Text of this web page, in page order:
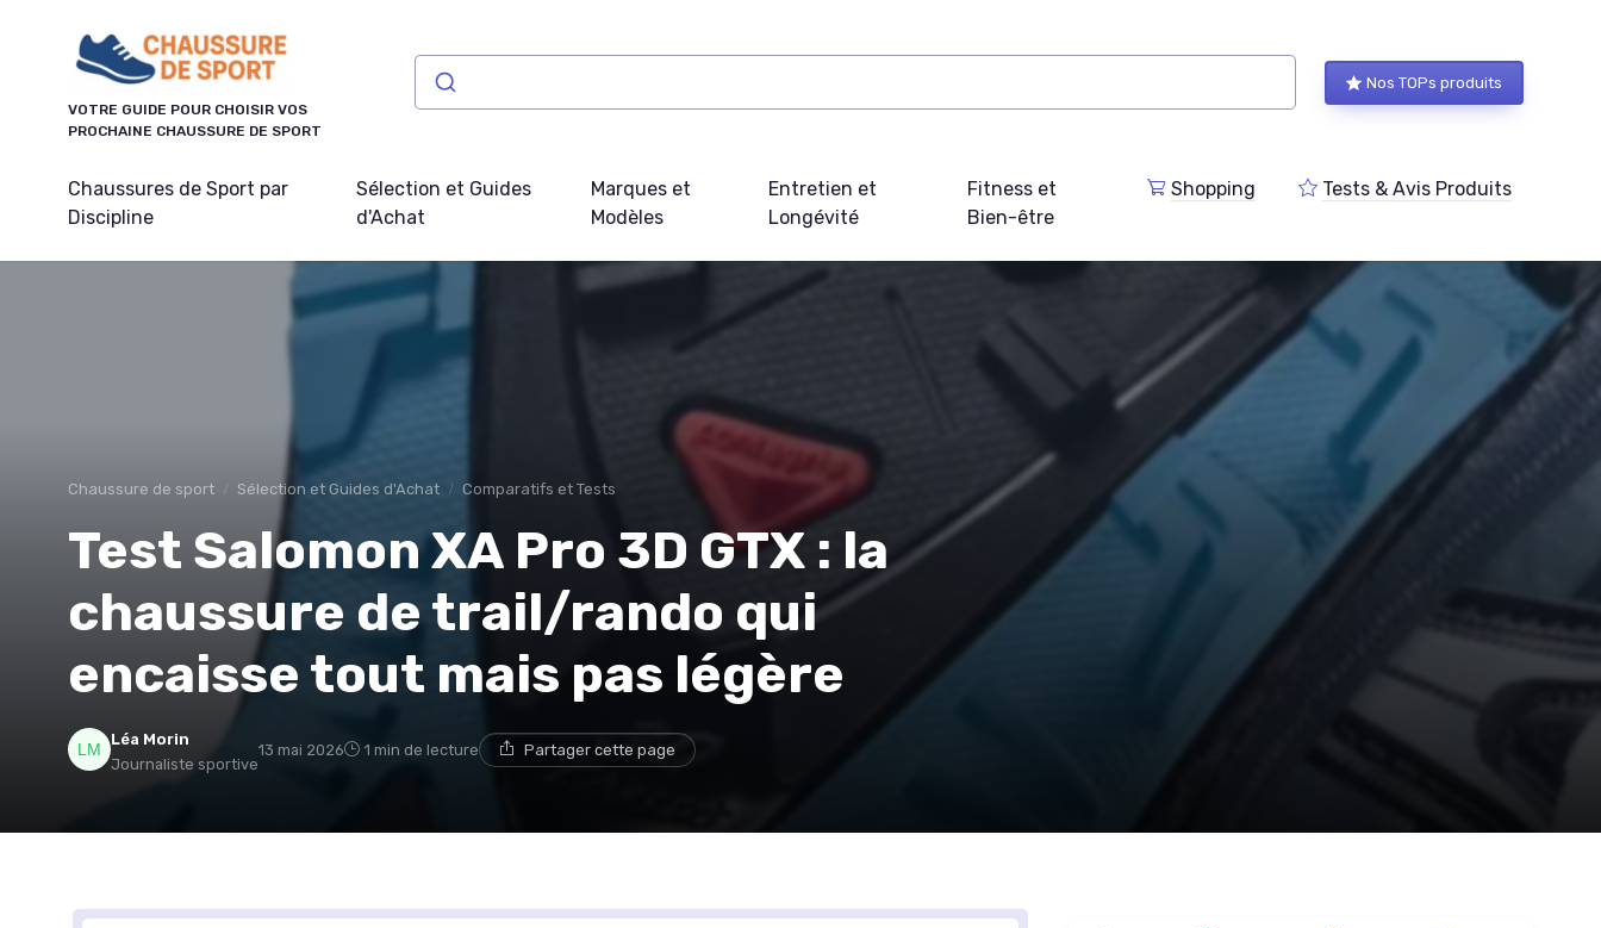
VOTRE GUIDE POUR CHOISIR VOS
PROCHAINE CHAUSSURE DE SPORT
Nos TOPs produits
Chaussures de Sport par
Discipline
Sélection et Guides
d'Achat
Marques et
Modèles
Entretien et
Longévité
Fitness et
Bien-être
Shopping Tests & Avis Produits
Chaussure de sport Sélection et Guides d'Achat Comparatifs et Tests
Test Salomon XA Pro 3D GTX : la
chaussure de trail/rando qui
encaisse tout mais pas légère
Léa Morin
Journaliste sportive
13 mai 2026 1 min de lecture Partager cette page